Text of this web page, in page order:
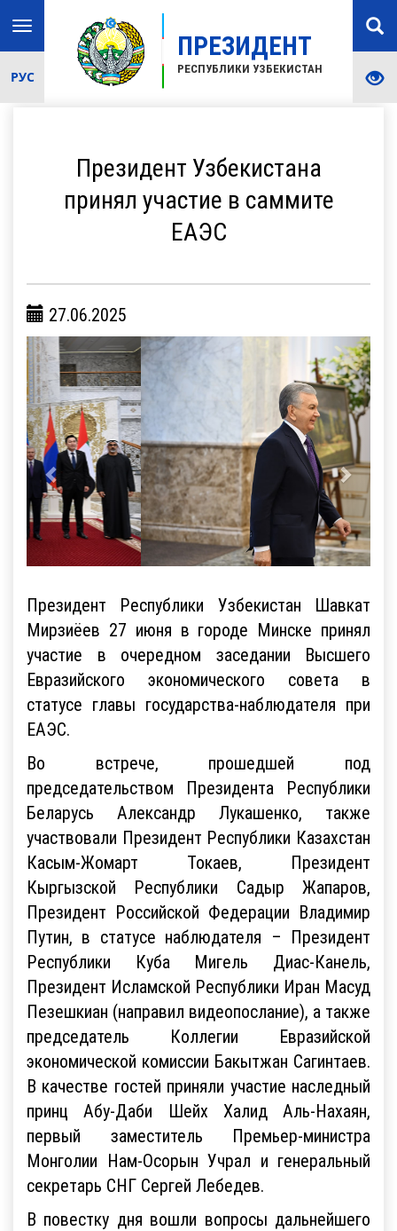
ПРЕЗИДЕНТ
РЕСПУБЛИКИ УЗБЕКИСТАН
Toggle
navigation
РУС
Президент Узбекистана
принял участие в саммите
ЕАЭС
27.06.2025
Президент Республики Узбекистан Шавкат
Мирзиёев 27 июня в городе Минске принял
участие в очередном заседании Высшего
Евразийского экономического совета в
статусе главы государства-наблюдателя при
ЕАЭС.
Во встрече, прошедшей под
председательством Президента Республики
Беларусь Александр Лукашенко, также
участвовали Президент Республики Казахстан
Касым-Жомарт Токаев, Президент
Кыргызской Республики Садыр Жапаров,
Президент Российской Федерации Владимир
Путин, в статусе наблюдателя – Президент
Республики Куба Мигель Диас-Канель,
Президент Исламской Республики Иран Масуд
Пезешкиан (направил видеопослание), а также
председатель Коллегии Евразийской
экономической комиссии Бакытжан Сагинтаев.
В качестве гостей приняли участие наследный
принц Абу-Даби Шейх Халид Аль-Нахаян,
первый заместитель Премьер-министра
Монголии Нам-Осорын Учрал и генеральный
секретарь СНГ Сергей Лебедев.
В повестку дня вошли вопросы дальнейшего